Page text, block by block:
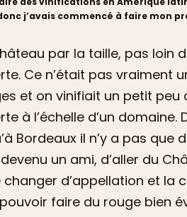
j’avais commencé à faire mon
par la taille, pas loin
Ce n’était pas vraiment
et on vinifiait un petit
à l’échelle d’un domaine.
Bordeaux il n’y a pas
un ami, d’aller du
d’appellation et la
faire du rouge bien